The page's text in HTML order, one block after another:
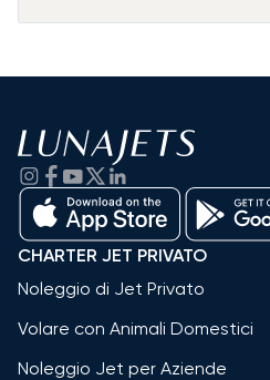
CHARTER JET PRIVATO
Noleggio di Jet Privato
Volare con Animali Domestici
Noleggio Jet per Aziende